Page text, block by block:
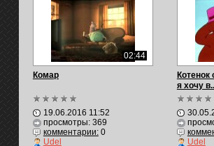
02:44
Комар
19.06.2016 11:52
просмотры: 369
комментарии:0
Udel
я хочу
Udel